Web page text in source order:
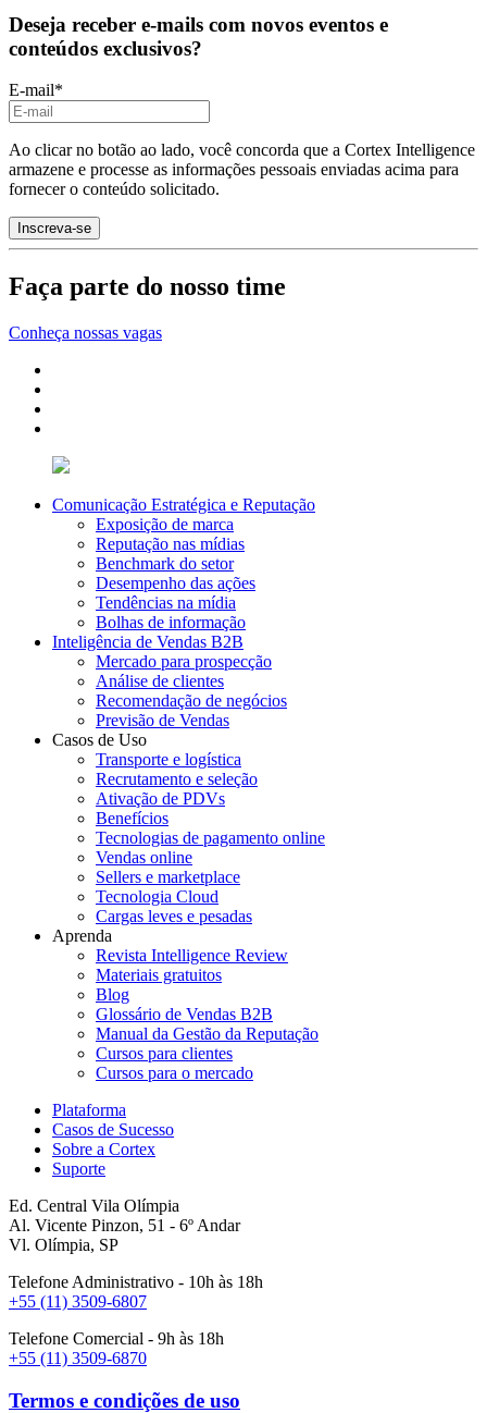
Deseja receber e-mails com novos eventos e
conteúdos exclusivos?
E-mail*
Ao clicar no botão ao lado, você concorda que a Cortex Intelligence
armazene e processe as informações pessoais enviadas acima para
fornecer o conteúdo solicitado.
Faça parte do nosso time
Conheça nossas vagas
Comunicação Estratégica e Reputação
Exposição de marca
Reputação nas mídias
Benchmark do setor
Desempenho das ações
Tendências na mídia
Bolhas de informação
Inteligência de Vendas B2B
Mercado para prospecção
Análise de clientes
Recomendação de negócios
Previsão de Vendas
Casos de Uso
Transporte e logística
Recrutamento e seleção
Ativação de PDVs
Benefícios
Tecnologias de pagamento online
Vendas online
Sellers e marketplace
Tecnologia Cloud
Cargas leves e pesadas
Aprenda
Revista Intelligence Review
Materiais gratuitos
Blog
Glossário de Vendas B2B
Manual da Gestão da Reputação
Cursos para clientes
Cursos para o mercado
Plataforma
Casos de Sucesso
Sobre a Cortex
Suporte
Ed. Central Vila Olímpia
Al. Vicente Pinzon, 51 - 6º Andar
Vl. Olímpia, SP
Telefone Administrativo - 10h às 18h
+55 (11) 3509-6807
Telefone Comercial - 9h às 18h
+55 (11) 3509-6870
Termos e condições de uso